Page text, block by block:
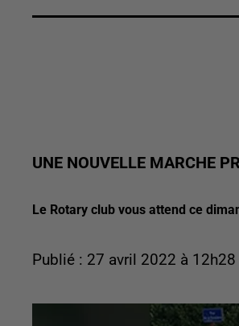
UNE NOUVELLE MARCHE
Le Rotary club vous attend ce
Publié : 27 avril 2022 à 12h28